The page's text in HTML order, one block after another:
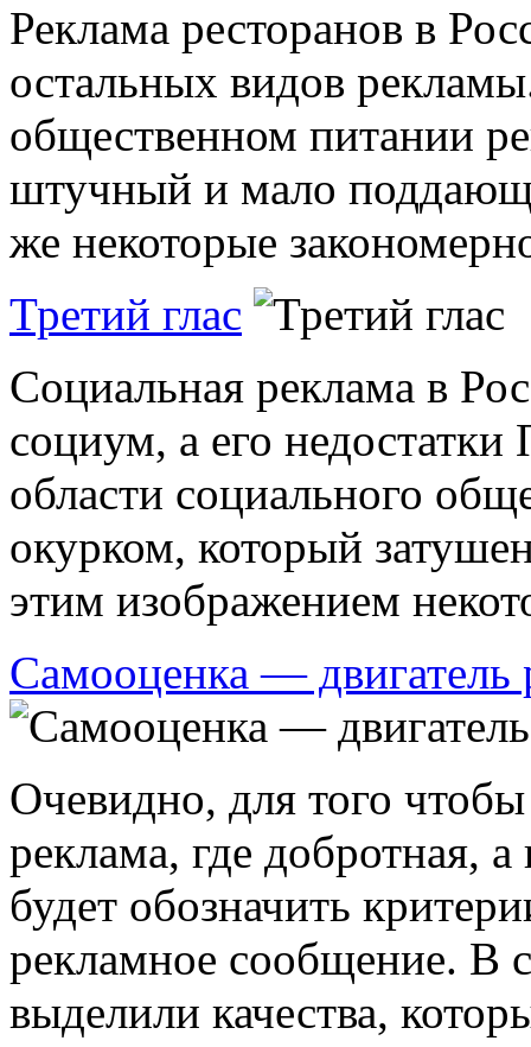
Реклама ресторанов в
остальных видов
общественном питании
штучный и мало
же некоторые
Третий глас
Социальная реклама в
социум, а его недостатки
области социального
окурком, который
этим изображением
Самооценка — двигатель
Очевидно, для того чтобы
реклама, где добротная,
будет обозначить
рекламное сообщение. В
выделили качества,